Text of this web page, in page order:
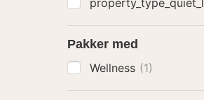
Pakker med
Wellness (1)